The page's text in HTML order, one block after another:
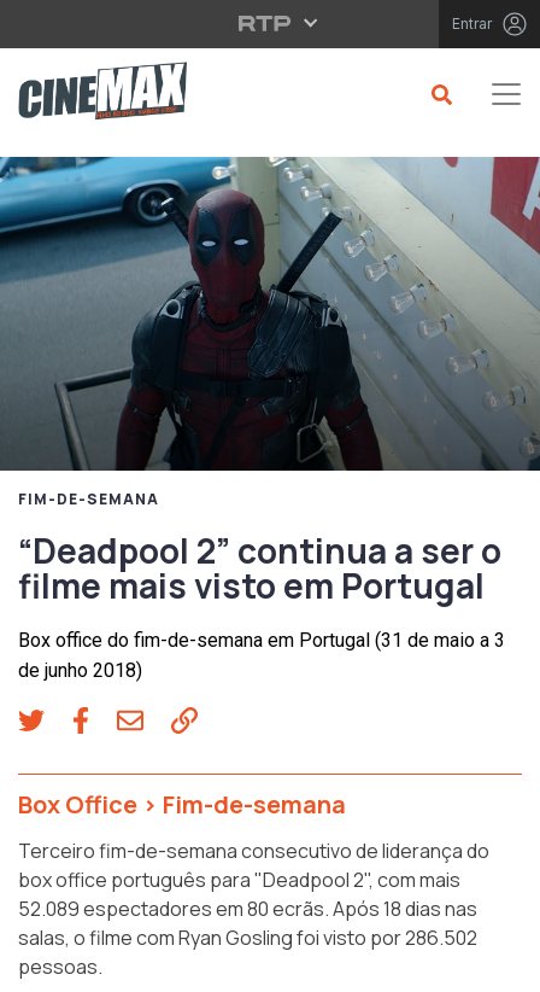
Saltar para o conteúdo principal Entrar
FIM-DE-SEMANA
“Deadpool 2” continua a ser o
filme mais visto em Portugal
Box office do fim-de-semana em Portugal (31 de maio a 3
de junho 2018)
Box Office > Fim-de-semana
Terceiro fim-de-semana consecutivo de liderança do
box office português para "Deadpool 2", com mais
52.089 espectadores em 80 ecrãs. Após 18 dias nas
salas, o filme com Ryan Gosling foi visto por 286.502
pessoas.